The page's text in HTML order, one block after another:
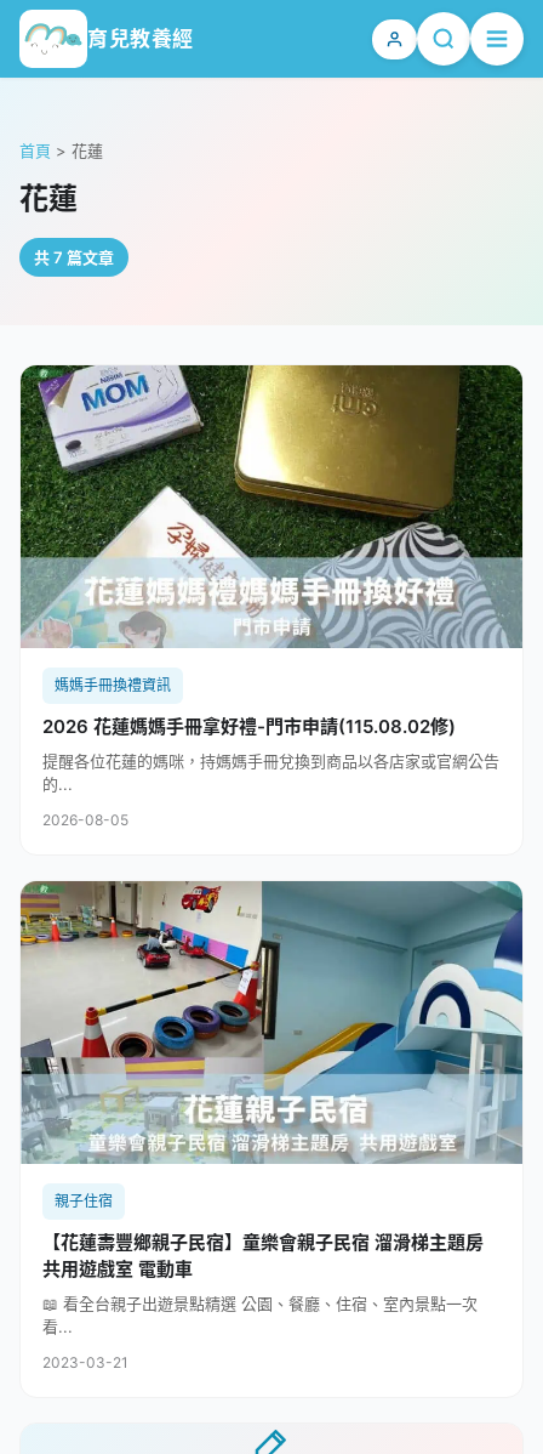
育兒教養經
首頁 > 花蓮
花蓮
共 7 篇文章
媽媽手冊換禮資訊
2026 花蓮媽媽手冊拿好禮-門市申請(115.08.02修)
提醒各位花蓮的媽咪，持媽媽手冊兌換到商品以各店家或官網公告
的...
2026-08-05
親子住宿
【花蓮壽豐鄉親子民宿】童樂會親子民宿 溜滑梯主題房
共用遊戲室 電動車
📖 看全台親子出遊景點精選 公園、餐廳、住宿、室內景點一次
看...
2023-03-21